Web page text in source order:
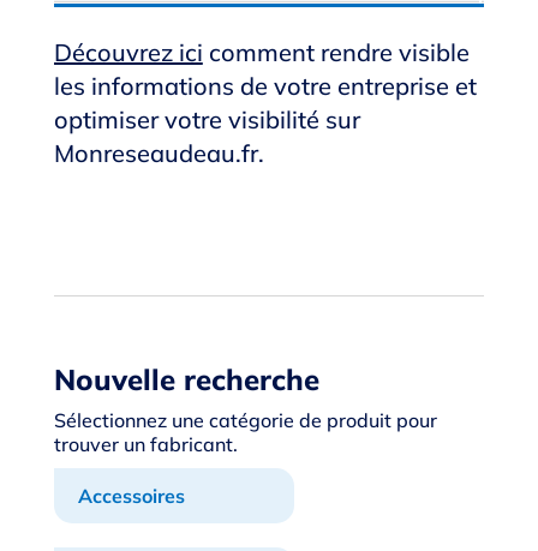
Découvrez ici comment rendre visible
les informations de votre entreprise et
optimiser votre visibilité sur
Monreseaudeau.fr.
Nouvelle recherche
Sélectionnez une catégorie de produit pour
trouver un fabricant.
Accessoires